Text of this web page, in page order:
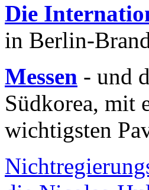
Die
in Berlin-
Messen - und
Südkorea, mit
wichtigsten